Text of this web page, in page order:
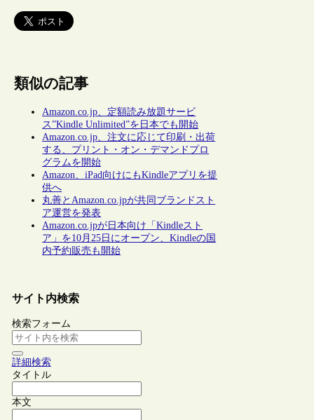
類似の記事
Amazon.co.jp、定額読み放題サービ
ス”Kindle Unlimited”を日本でも開始
Amazon.co.jp、注文に応じて印刷・出荷
する、プリント・オン・デマンドプロ
グラムを開始
Amazon、iPad向けにもKindleアプリを提
供へ
丸善とAmazon.co.jpが共同ブランドスト
ア運営を発表
Amazon.co.jpが日本向け「Kindleスト
ア」を10月25日にオープン、Kindleの国
内予約販売も開始
サイト内検索
検索フォーム
詳細検索
タイトル
本文